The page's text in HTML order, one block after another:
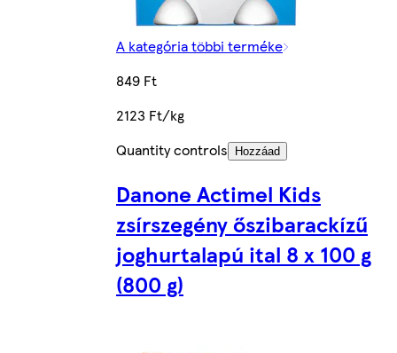
A kategória többi terméke
849 Ft
2123 Ft/kg
Quantity controls
Hozzáad
Danone Actimel Kids
zsírszegény őszibarackízű
joghurtalapú ital 8 x 100 g
(800 g)